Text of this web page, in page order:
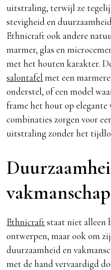
uitstraling, terwijl ze
stevigheid en
Ethnicraft ook andere
marmer, glas en
met het houten karakter.
salontafel met een
onderstel, of een model
frame het hout op
combinaties zorgen voor
uitstraling zonder het
vakmanschap
Ethnicraftstaat niet alleen
ontwerpen, maar ook om
duurzaamheid en
met de hand vervaardigd